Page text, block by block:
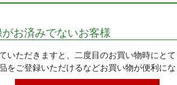
お済みでないお客様
いただきますと、二度目のお買い物時にとて
をご登録いただけるなどお買い物が便利にな